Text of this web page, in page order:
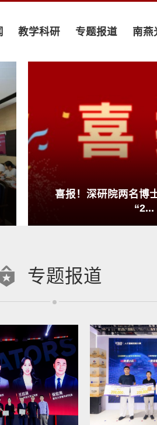
教学科研 专题报道 南燕
喜报！深研院两名博
“2...
专题报道